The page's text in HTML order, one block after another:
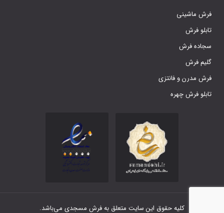
فرش ماشینی
تابلو فرش
سجاده فرش
گلیم فرش
فرش مدرن و فانتزی
تابلو فرش چهره
کلیه حقوق این سایت متعلق به فرش مسجدی می‌باشد.